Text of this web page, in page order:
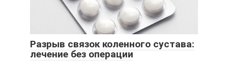
Разрыв связок коленного сустава:
лечение без операции